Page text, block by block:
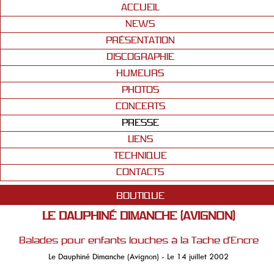
ACCUEIL
NEWS
PRÉSENTATION
DISCOGRAPHIE
HUMEURS
PHOTOS
CONCERTS
PRESSE
LIENS
TECHNIQUE
CONTACTS
BOUTIQUE
LE DAUPHINÉ DIMANCHE (AVIGNON)
Balades pour enfants louches à la Tache d'Encre
Le Dauphiné Dimanche (Avignon) - Le 14 juillet 2002